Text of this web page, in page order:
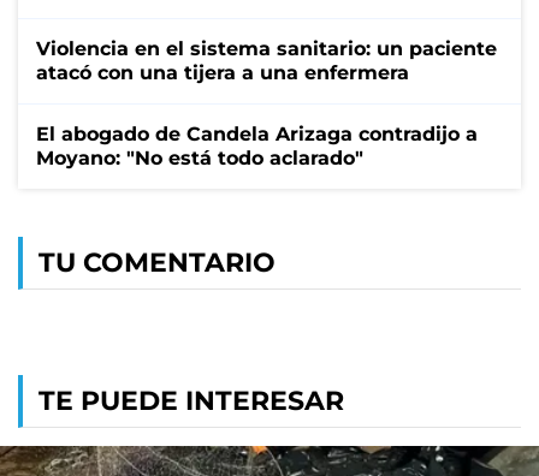
Violencia en el sistema sanitario: un paciente
atacó con una tijera a una enfermera
El abogado de Candela Arizaga contradijo a
Moyano: "No está todo aclarado"
TU COMENTARIO
TE PUEDE INTERESAR